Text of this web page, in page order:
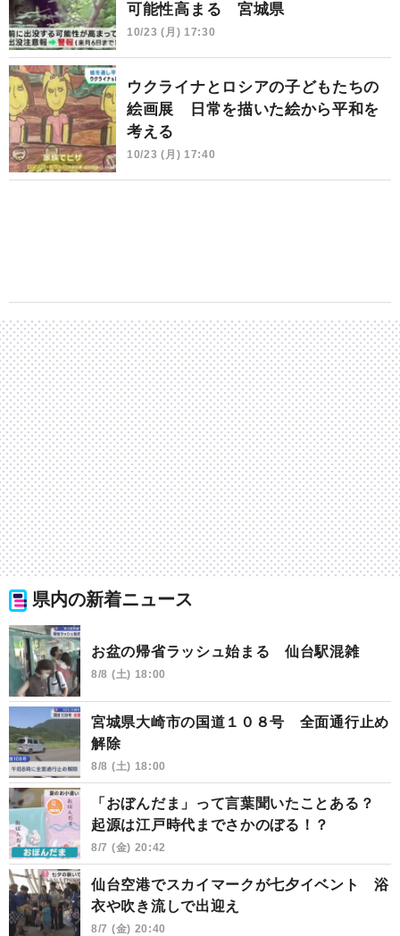
可能性高まる 宮城県
10/23 (月) 17:30
ウクライナとロシアの子どもたちの
絵画展 日常を描いた絵から平和を
考える
10/23 (月) 17:40
県内の新着ニュース
お盆の帰省ラッシュ始まる 仙台駅混雑
8/8 (土) 18:00
宮城県大崎市の国道１０８号 全面通行止め
解除
8/8 (土) 18:00
「おぼんだま」って言葉聞いたことある？
起源は江戸時代までさかのぼる！？
8/7 (金) 20:42
仙台空港でスカイマークが七夕イベント 浴
衣や吹き流しで出迎え
8/7 (金) 20:40